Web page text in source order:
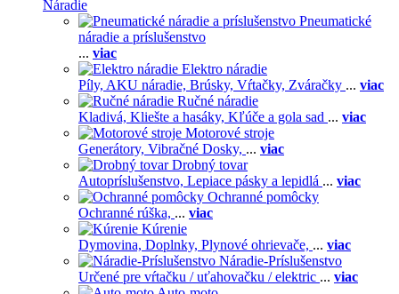
Náradie
Pneumatické
náradie a príslušenstvo
... viac
Elektro náradie
Píly, AKU náradie, Brúsky, Vŕtačky, Zváračky ... viac
Ručné náradie
Kladivá, Kliešte a hasáky, Kľúče a gola sad ... viac
Motorové stroje
Generátory, Vibračné Dosky, ... viac
Drobný tovar
Autopríslušenstvo, Lepiace pásky a lepidlá ... viac
Ochranné pomôcky
Ochranné rúška, ... viac
Kúrenie
Dymovina, Doplnky, Plynové ohrievače, ... viac
Náradie-Príslušenstvo
Určené pre vŕtačku / uťahovačku / elektric ... viac